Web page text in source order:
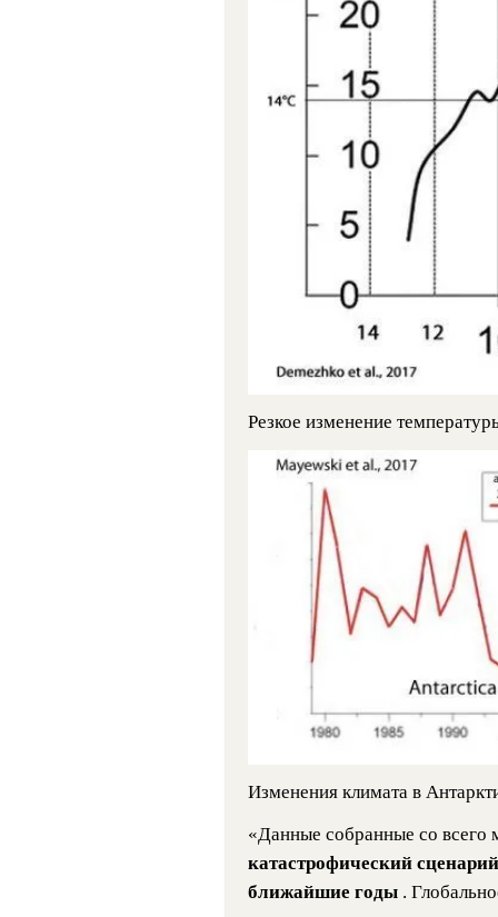
Резкое изменение
Изменения климата в
«Данные собранные со всего
катастрофический
ближайшие годы .